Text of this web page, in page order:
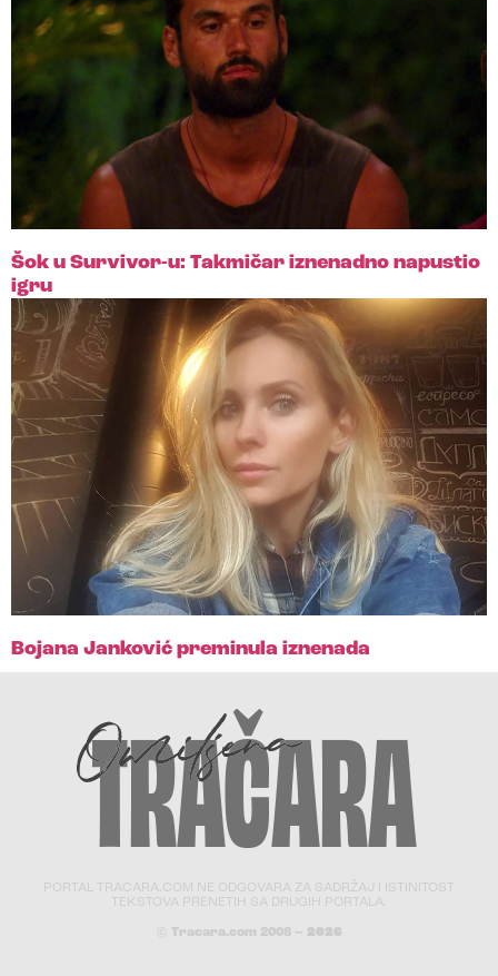
Šok u Survivor-u: Takmičar iznenadno napustio
igru
Bojana Janković preminula iznenada
PORTAL TRACARA.COM NE ODGOVARA ZA SADRŽAJ I ISTINITOST
TEKSTOVA PRENETIH SA DRUGIH PORTALA.
© Tracara.com 2008 – 2026